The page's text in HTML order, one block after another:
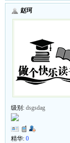
赵珂
级别: dsgsdag
精华: 0